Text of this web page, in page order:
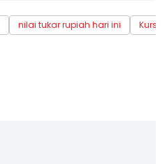
nilai tukar rupiah hari ini
Kurs